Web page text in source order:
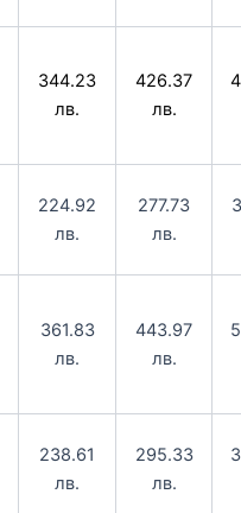
344.23
лв.
426.37
лв.
224.92
лв.
277.73
лв.
361.83
лв.
443.97
лв.
238.61
лв.
295.33
лв.